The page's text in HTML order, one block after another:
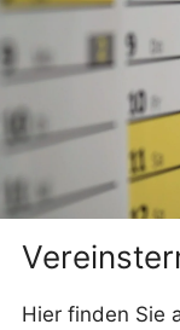
Hier finden Sie